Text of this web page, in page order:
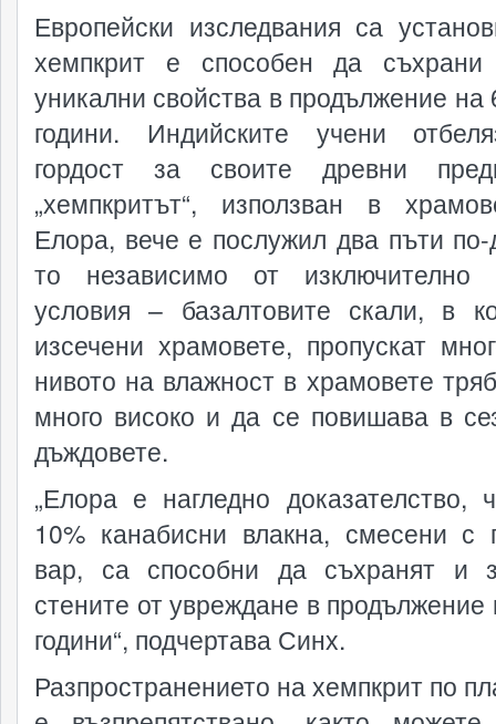
Европейски изследвания са
хемпкрит е способен да съхрани
уникални свойства в продължение на
години. Индийските учени
гордост за своите древни
„хемпкритът“, използван в
Елора, вече е послужил два пъти по-
то независимо от изключително
условия – базалтовите скали, в
изсечени храмовете, пропускат
нивото на влажност в храмовете
много високо и да се повишава в
дъждовете.
„Елора е нагледно доказателство,
10% канабисни влакна, смесени с
вар, са способни да съхранят и
стените от увреждане в продължение
години“, подчертава Синх.
Разпространението на хемпкрит по